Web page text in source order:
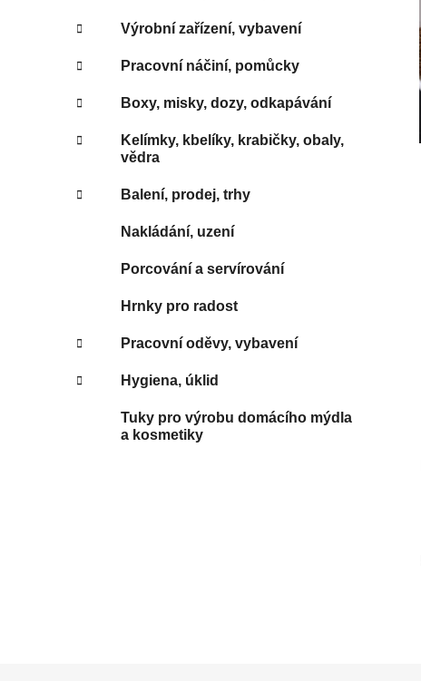
Výrobní zařízení, vybavení
Pracovní náčiní, pomůcky
Boxy, misky, dozy, odkapávání
Kelímky, kbelíky, krabičky, obaly,
vědra
Balení, prodej, trhy
Nakládání, uzení
Porcování a servírování
Hrnky pro radost
Pracovní oděvy, vybavení
Hygiena, úklid
Tuky pro výrobu domácího mýdla
a kosmetiky